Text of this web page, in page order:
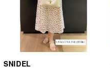
SNIDEL